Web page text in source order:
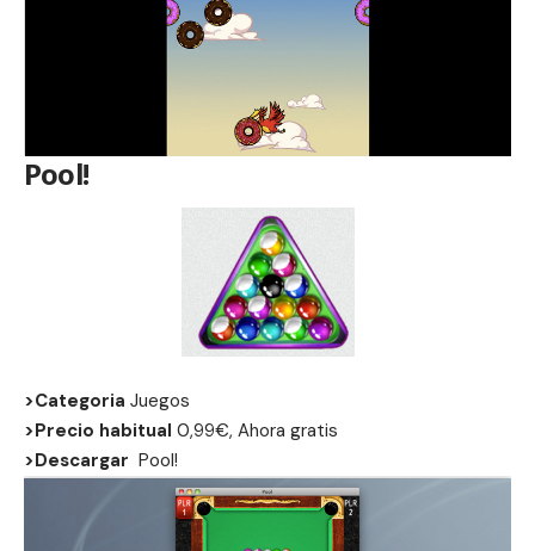
Pool!
>Categoria Juegos
>Precio habitual 0,99€, Ahora gratis
>Descargar Pool!